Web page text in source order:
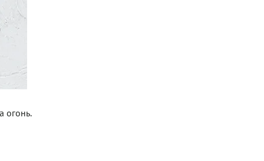
огонь.